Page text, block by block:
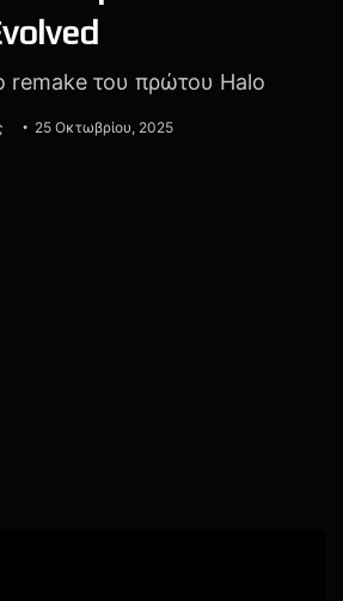
God of War: Ascension
Αρχαία Ελλάδα Ελλάδα